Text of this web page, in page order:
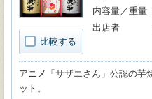
比較する
内容量／重量
出店者
アニメ「サザエさん」公認の芋
ット。